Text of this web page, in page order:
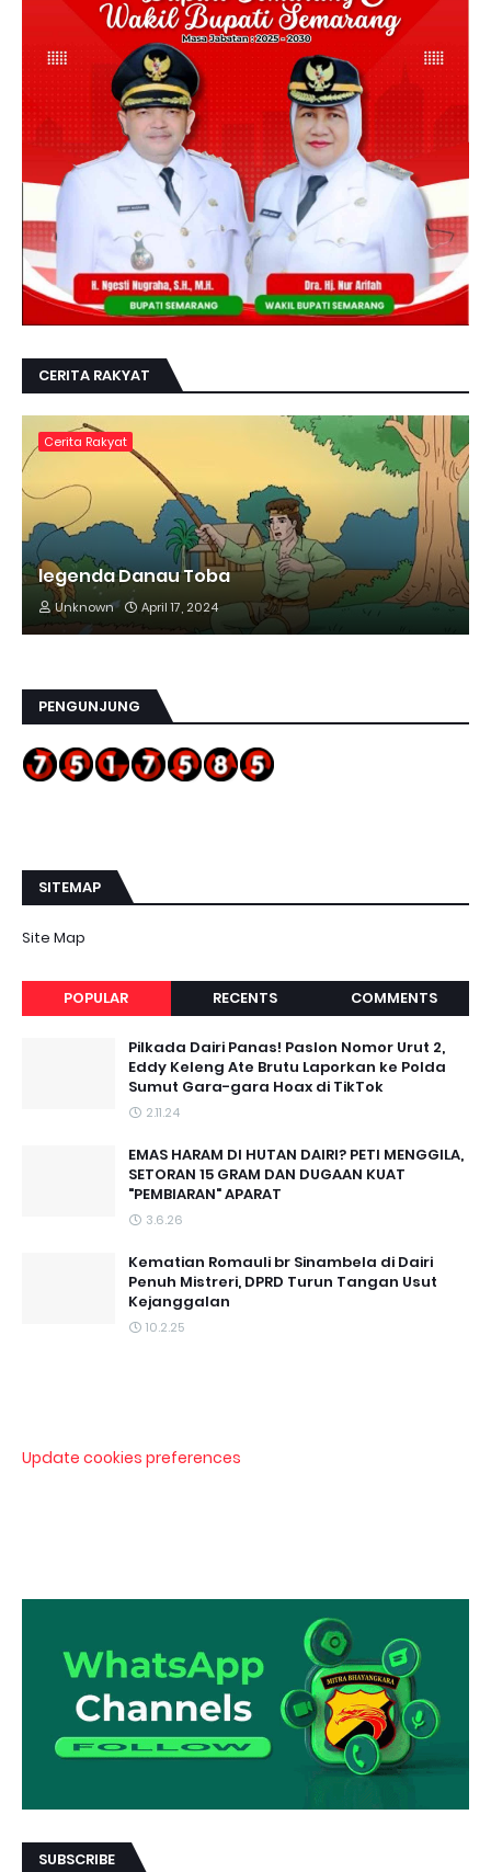
CERITA RAKYAT
Cerita Rakyat
legenda Danau Toba
Unknown April 17, 2024
PENGUNJUNG
SITEMAP
Site Map
POPULAR RECENTS COMMENTS
Pilkada Dairi Panas! Paslon Nomor Urut 2,
Eddy Keleng Ate Brutu Laporkan ke Polda
Sumut Gara-gara Hoax di TikTok
2.11.24
EMAS HARAM DI HUTAN DAIRI? PETI MENGGILA,
SETORAN 15 GRAM DAN DUGAAN KUAT
"PEMBIARAN" APARAT
3.6.26
Kematian Romauli br Sinambela di Dairi
Penuh Mistreri, DPRD Turun Tangan Usut
Kejanggalan
10.2.25
Update cookies preferences
SUBSCRIBE